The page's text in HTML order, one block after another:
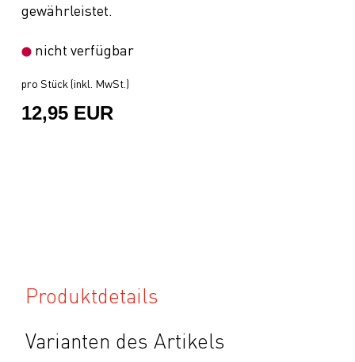
gewährleistet.
nicht verfügbar
pro Stück (inkl. MwSt.)
12,95 EUR
Produktdetails
Varianten des Artikels